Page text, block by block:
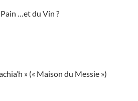
…et du Vin ?
» (« Maison du Messie »)